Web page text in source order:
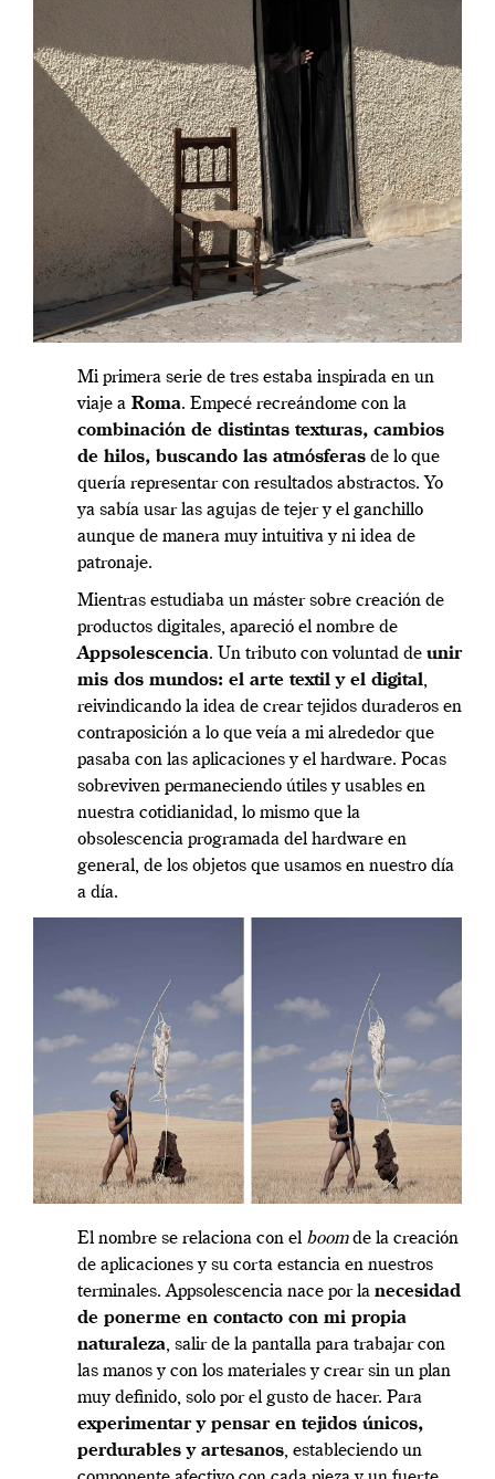
Mi primera serie de tres estaba inspirada en un
viaje a Roma. Empecé recreándome con la
combinación de distintas texturas, cambios
de hilos, buscando las atmósferas de lo que
quería representar con resultados abstractos. Yo
ya sabía usar las agujas de tejer y el ganchillo
aunque de manera muy intuitiva y ni idea de
patronaje.
Mientras estudiaba un máster sobre creación de
productos digitales, apareció el nombre de
Appsolescencia. Un tributo con voluntad de unir
mis dos mundos: el arte textil y el digital,
reivindicando la idea de crear tejidos duraderos en
contraposición a lo que veía a mi alrededor que
pasaba con las aplicaciones y el hardware. Pocas
sobreviven permaneciendo útiles y usables en
nuestra cotidianidad, lo mismo que la
obsolescencia programada del hardware en
general, de los objetos que usamos en nuestro día
a día.
El nombre se relaciona con el boomde la creación
de aplicaciones y su corta estancia en nuestros
terminales. Appsolescencia nace por la necesidad
de ponerme en contacto con mi propia
naturaleza, salir de la pantalla para trabajar con
las manos y con los materiales y crear sin un plan
muy definido, solo por el gusto de hacer. Para
experimentar y pensar en tejidos únicos,
perdurables y artesanos, estableciendo un